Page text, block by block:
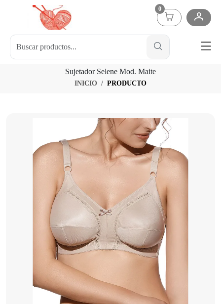
0
Sujetador Selene Mod. Maite
INICIO PRODUCTO